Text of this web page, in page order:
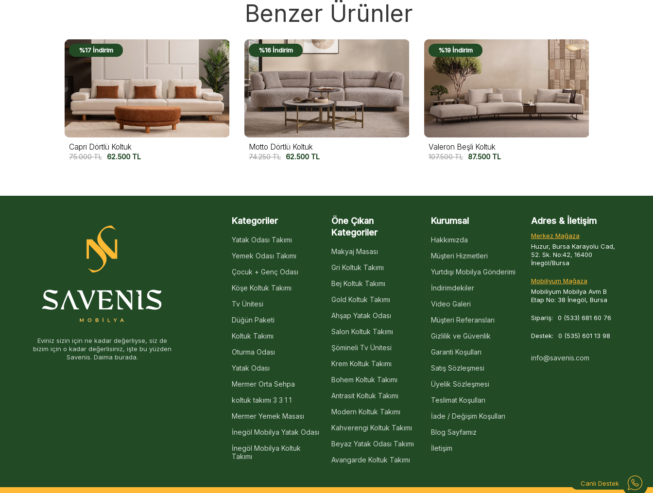
Canlı Destek
Benzer Ürünler
%16 İndirim
Motto Dörtlü Koltuk
74.250TL 62.500TL
%19 İndirim
Valeron Beşli Koltuk
107.500TL 87.500 TL
%17 İndirim
Valeron Beşli Koltuk V2
117.500TL 97.500TL
Eviniz sizin için ne kadar değerliyse, siz de
bizim için o kadar değerlisiniz, işte bu yüzden
Savenis. Daima burada.
Kategoriler
Yatak Odası Takımı
Yemek Odası Takımı
Çocuk + Genç Odası
Köşe Koltuk Takımı
Tv Ünitesi
Düğün Paketi
Koltuk Takımı
Oturma Odası
Yatak Odası
Mermer Orta Sehpa
koltuk takımı 3 3 1 1
Mermer Yemek Masası
İnegöl Mobilya Yatak Odası
İnegöl Mobilya Koltuk
Takımı
Öne Çıkan
Kategoriler
Makyaj Masası
Gri Koltuk Takımı
Bej Koltuk Takımı
Gold Koltuk Takımı
Ahşap Yatak Odası
Salon Koltuk Takımı
Şömineli Tv Ünitesi
Krem Koltuk Takımı
Bohem Koltuk Takımı
Antrasit Koltuk Takımı
Modern Koltuk Takımı
Kahverengi Koltuk Takımı
Beyaz Yatak Odası Takımı
Avangarde Koltuk Takımı
Kurumsal
Hakkımızda
Müşteri Hizmetleri
Yurtdışı Mobilya Gönderimi
İndirimdekiler
Video Galeri
Müşteri Referansları
Gizlilik ve Güvenlik
Garanti Koşulları
Satış Sözleşmesi
Üyelik Sözleşmesi
Teslimat Koşulları
İade / Değişim Koşulları
Blog Sayfamız
İletişim
Adres & İletişim
Merkez Mağaza
Huzur, Bursa Karayolu Cad,
52. Sk. No:42, 16400
İnegöl/Bursa
Mobiliyum Mağaza
Mobiliyum Mobilya Avm B
Etap No: 38 İnegöl, Bursa
Sipariş: 0 (533) 681 60 76
Destek: 0 (535) 601 13 98
info@savenis.com